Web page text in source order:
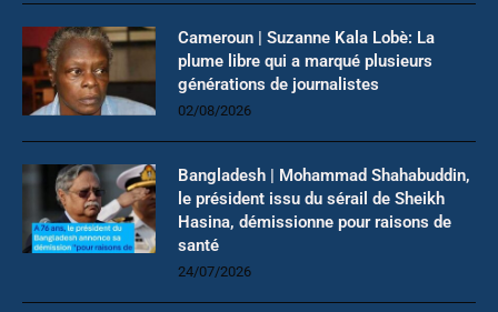
Cameroun | Suzanne Kala Lobè: La
plume libre qui a marqué plusieurs
générations de journalistes
02/08/2026
Bangladesh | Mohammad Shahabuddin,
le président issu du sérail de Sheikh
Hasina, démissionne pour raisons de
santé
24/07/2026